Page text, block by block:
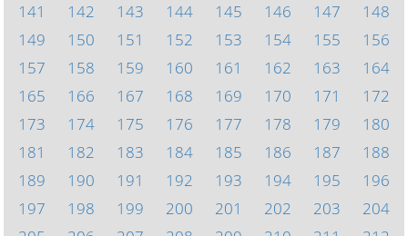
141
142 143 144 145 146 147
148
149
150 151 152 153 154 155
156
157
158 159 160 161 162 163
164
165
166 167 168 169 170 171
172
173
174 175 176 177 178 179
180
181
182 183 184 185 186 187
188
189
190 191 192 193 194 195
196
197
198 199 200 201 202 203
204